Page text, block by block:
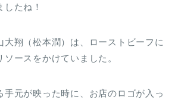
たね！
大翔（松本潤）は、ローストビーフに
ースをかけていました。
手元が映った時に、お店のロゴが入っ